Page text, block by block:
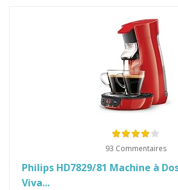
93 Commentaires
Philips HD7829/81 Machine à
Viva...